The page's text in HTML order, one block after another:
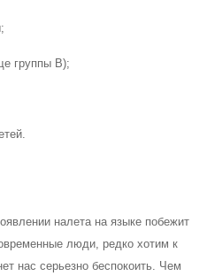
группы В);
налета на языке побежит
люди, редко хотим к
нас серьезно беспокоить. Чем